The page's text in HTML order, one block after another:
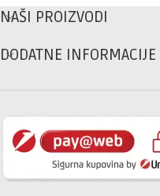
NAŠI PROIZVODI
DODATNE INFORMACIJE